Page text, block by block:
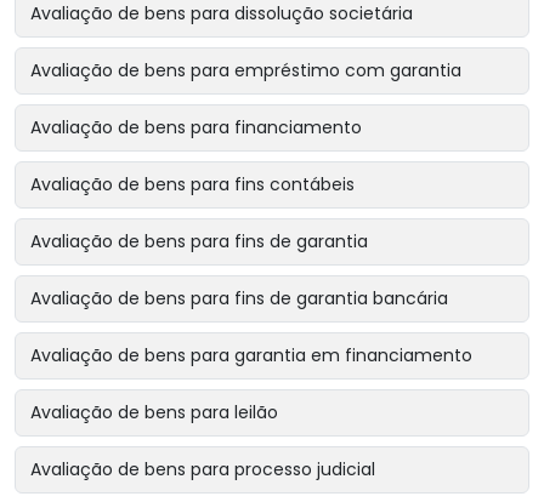
Avaliação de bens para dissolução societária
Avaliação de bens para empréstimo com garantia
Avaliação de bens para financiamento
Avaliação de bens para fins contábeis
Avaliação de bens para fins de garantia
Avaliação de bens para fins de garantia bancária
Avaliação de bens para garantia em financiamento
Avaliação de bens para leilão
Avaliação de bens para processo judicial